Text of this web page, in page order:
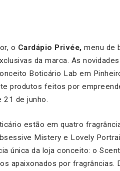
o Cardápio Privée, menu de
da marca. As
Boticário Lab em
produtos feitos por
21 de junho.
estão em quatro
Mistery e Lovely
única da loja conceito: o
apaixonados por fragrâncias.